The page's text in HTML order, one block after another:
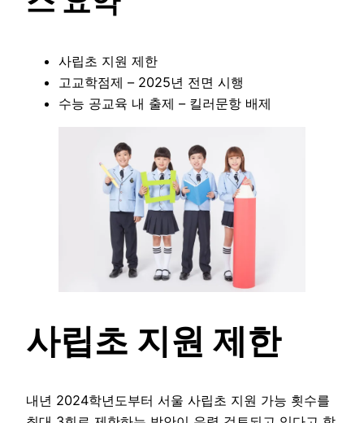
사립초 지원 제한
고교학점제 – 2025년 전면 시행
수능 공교육 내 출제 – 킬러문항 배제
사립초 지원 제한
내년 2024학년도부터 서울 사립초 지원 가능 횟수를